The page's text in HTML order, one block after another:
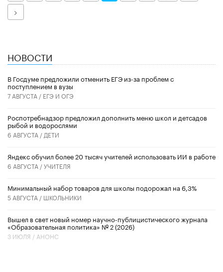
Далее
НОВОСТИ
В Госдуме предложили отменить ЕГЭ из-за проблем с
поступлением в вузы
7 АВГУСТА / ЕГЭ И ОГЭ
Роспотребнадзор предложил дополнить меню школ и детсадов
рыбой и водорослями
6 АВГУСТА / ДЕТИ
​Яндекс обучил более 20 тысяч учителей использовать ИИ в работе
6 АВГУСТА /УЧИТЕЛЯ
Минимальный набор товаров для школы подорожал на 6,3%
5 АВГУСТА / ШКОЛЬНИКИ
Вышел в свет новый номер научно-публицистического журнала
«Образовательная политика» № 2 (2026)
3 ИЮЛЯ / АНОНС